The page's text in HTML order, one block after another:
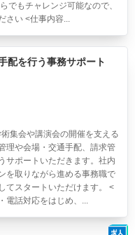
でもチャレンジ可能なので、
さい <仕事内容...
配を行う事務サポート
集会や講演会の開催を支える
理や会場・交通手配、請求管
サポートいただきます。社内
を取りながら進める事務職で
てスタートいただけます。 <
電話対応をはじめ、...